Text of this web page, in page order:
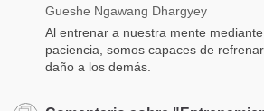
Gueshe Ngawang Dhargyey
Al entrenar a nuestra mente
paciencia, somos capaces de
daño a los demás.